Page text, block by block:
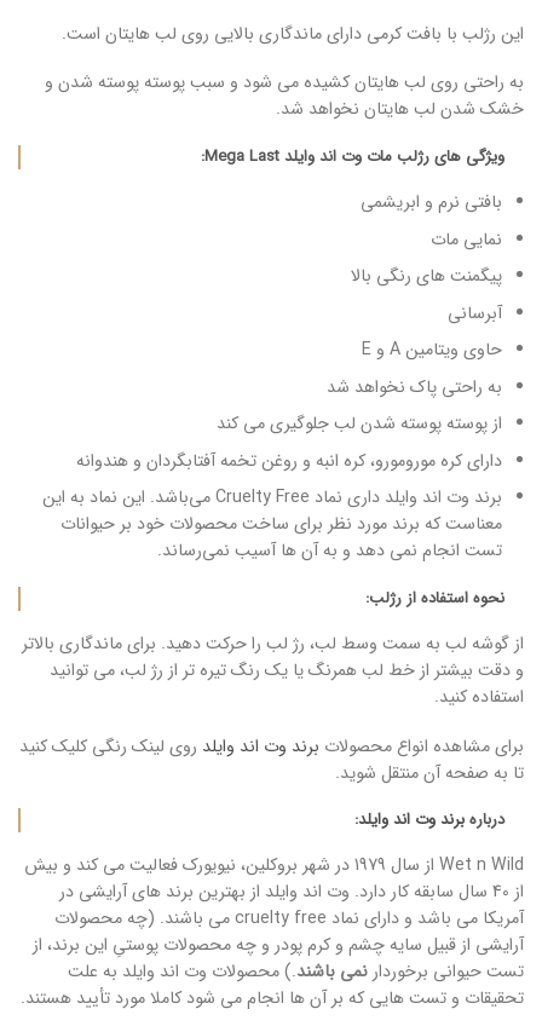
این رژلب با بافت کرمی دارای ماندگاری بالایی روی لب هایتان است.
به راحتی روی لب هایتان کشیده می شود و سبب پوسته پوسته شدن و
خشک شدن لب هایتان نخواهد شد.
ویژگی های رژلب مات وت اند وایلد Mega Last:
بافتی نرم و ابریشمی
نمایی مات
پیگمنت های رنگی بالا
آبرسانی
حاوی ویتامین A و E
به راحتی پاک نخواهد شد
از پوسته پوسته شدن لب جلوگیری می کند
دارای کره مورومورو، کره انبه و روغن تخمه آفتابگردان و هندوانه
برند وت اند وایلد داری نماد Cruelty Free می‌باشد. این نماد به این
معناست که برند مورد نظر برای ساخت محصولات خود بر حیوانات
تست انجام نمی دهد و به آن ها آسیب نمی‌رساند.
نحوه استفاده از رژلب:
از گوشه لب به سمت وسط لب، رژ لب را حرکت دهید. برای ماندگاری بالاتر
و دقت بیشتر از خط لب همرنگ یا یک رنگ تیره تر از رژ لب، می توانید
استفاده کنید.
برای مشاهده انواع محصولات برند وت اند وایلد روی لینک رنگی کلیک کنید
تا به صفحه آن منتقل شوید.
دربارهبرند وت اند وایلد:
Wet n Wild از سال 1979 در شهر بروکلین، نیویورک فعالیت می کند و بیش
از 40 سال سابقه کار دارد. وت اند وایلد از بهترین برند های آرایشی در
آمریکا می باشد و دارای نماد cruelty free می باشند. (چه محصولات
آرایشی از قبیل سایه چشم و کرم پودر و چه محصولات پوستیِ این برند، از
تست حیوانی برخوردارنمی باشند.) محصولات وت اند وایلد به علت
تحقیقات و تست هایی که بر آن ها انجام می شود کاملا مورد تأیید هستند.